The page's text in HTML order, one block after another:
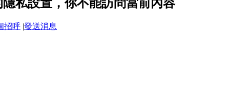
私設置，你不能訪問當前內容
招呼 |發送消息